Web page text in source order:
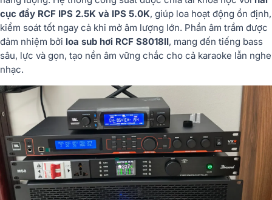
cục đẩy RCF IPS 2.5K và IPS 5.0K, giúp loa hoạt động ổn định,
kiểm soát tốt ngay cả khi mở âm lượng lớn. Phần âm trầm được
đảm nhiệm bởi loa sub hơi RCF S8018II, mang đến tiếng bass
sâu, lực và gọn, tạo nền âm vững chắc cho cả karaoke lẫn nghe
nhạc.